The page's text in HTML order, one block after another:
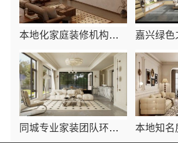
本地化家庭装修机构翻新-嘉兴绿色之家建材科技有限公司
同城专业家装团队环保：嘉兴绿色之家建材科技有限公司的环保装修方案解析